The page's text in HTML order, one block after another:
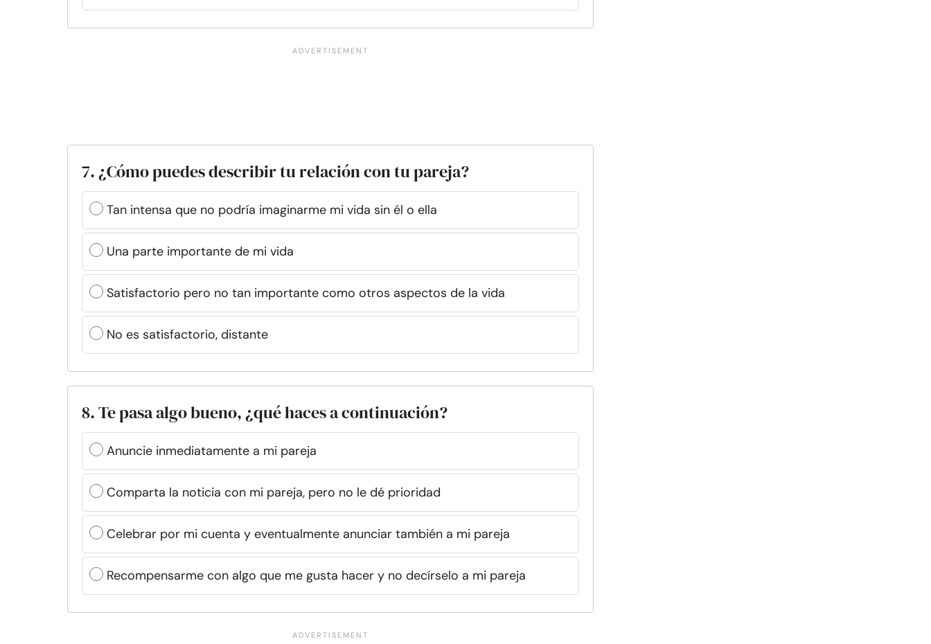
7. ¿Cómo puedes describir tu relación con tu pareja?
Tan intensa que no podría imaginarme mi vida sin él o ella
Una parte importante de mi vida
Satisfactorio pero no tan importante como otros aspectos de la vida
No es satisfactorio, distante
8. Te pasa algo bueno, ¿qué haces a continuación?
Anuncie inmediatamente a mi pareja
Comparta la noticia con mi pareja, pero no le dé prioridad
Celebrar por mi cuenta y eventualmente anunciar también a mi pareja
Recompensarme con algo que me gusta hacer y no decírselo a mi pareja